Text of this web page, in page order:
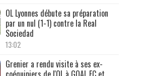
OL Lyonnes débute sa préparation
par un nul (1-1) contre la Real
Sociedad
13:02
Grenier a rendu visite à ses ex-